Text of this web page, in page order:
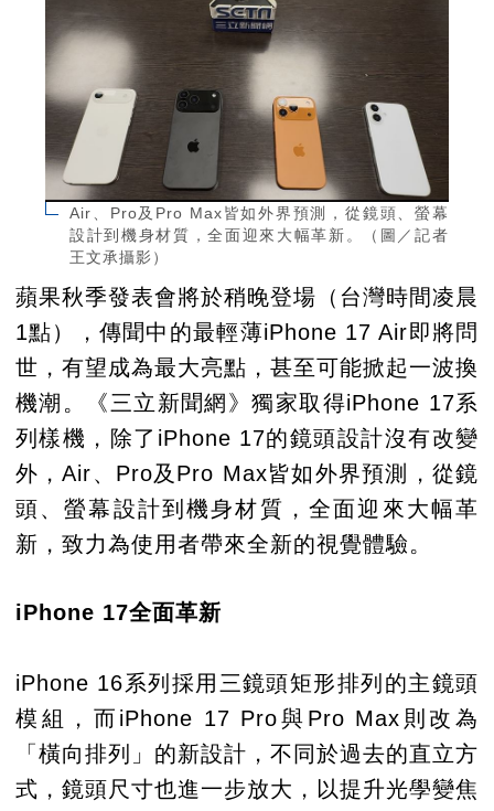
Air、Pro及Pro Max皆如外界預測，從鏡頭、螢幕
設計到機身材質，全面迎來大幅革新。（圖／記者
王文承攝影）
蘋果秋季發表會將於稍晚登場（台灣時間凌晨
1點），傳聞中的最輕薄iPhone 17 Air即將問
世，有望成為最大亮點，甚至可能掀起一波換
機潮。《三立新聞網》獨家取得iPhone 17系
列樣機，除了iPhone 17的鏡頭設計沒有改變
外，Air、Pro及Pro Max皆如外界預測，從鏡
頭、螢幕設計到機身材質，全面迎來大幅革
新，致力為使用者帶來全新的視覺體驗。
iPhone 17全面革新
iPhone 16系列採用三鏡頭矩形排列的主鏡頭
模組，而iPhone 17 Pro與Pro Max則改為
「橫向排列」的新設計，不同於過去的直立方
式，鏡頭尺寸也進一步放大，以提升光學變焦